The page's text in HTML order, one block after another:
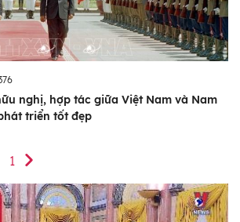
nghị, hợp tác giữa Việt Nam và Nam
triển tốt đẹp
1